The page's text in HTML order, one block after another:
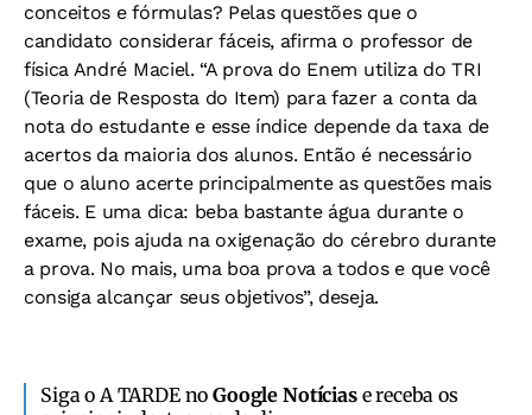
conceitos e fórmulas? Pelas questões que o
candidato considerar fáceis, afirma o professor de
física André Maciel. “A prova do Enem utiliza do TRI
(Teoria de Resposta do Item) para fazer a conta da
nota do estudante e esse índice depende da taxa de
acertos da maioria dos alunos. Então é necessário
que o aluno acerte principalmente as questões mais
fáceis. E uma dica: beba bastante água durante o
exame, pois ajuda na oxigenação do cérebro durante
a prova. No mais, uma boa prova a todos e que você
consiga alcançar seus objetivos”, deseja.
Siga o A TARDE noGoogle Notíciase receba os